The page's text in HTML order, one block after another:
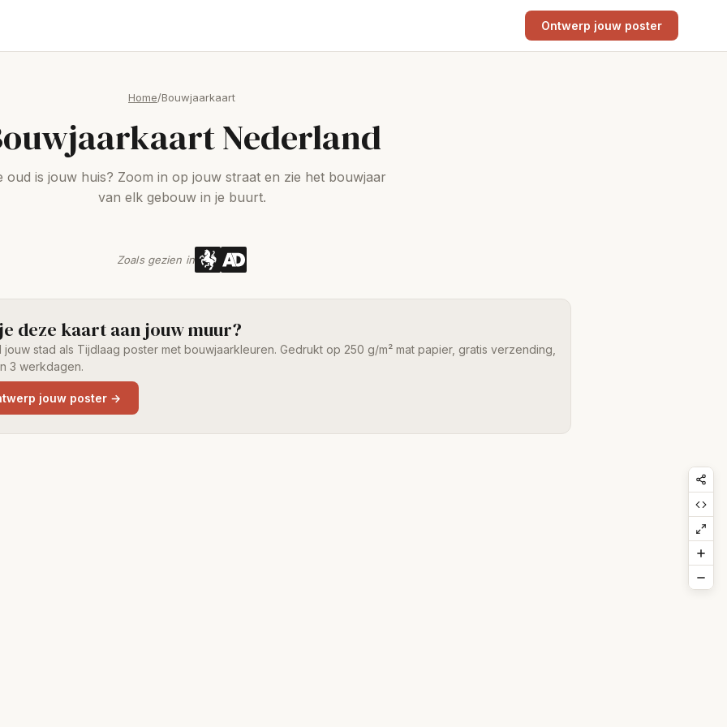
Ontwerp jouw poster
Home/Bouwjaarkaart
Nederland
oud is jouw huis? Zoom in op jouw straat en zie het bouwjaar
van elk gebouw in je buurt.
Zoals gezien in
deze kaart aan jouw muur?
jouw stad als Tijdlaag poster met bouwjaarkleuren. Gedrukt op 250 g/m² mat papier, gratis verzending,
3 werkdagen.
jouw poster →